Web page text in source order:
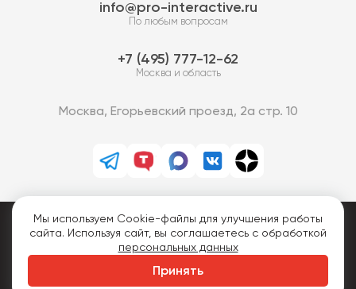
info@pro-interactive.ru
По любым вопросам
7 (495) 777-12-62
Москва и область
Москва, Егорьевский проезд, 2а стр. 10
PRO-Интерактив © 2013-2026.
Все права защищены.
Политика конфиденциальности
Мы используем Cookie-файлы для улучшения работы
сайта. Используя сайт, вы соглашаетесь с обработкой
персональных данных
Принять